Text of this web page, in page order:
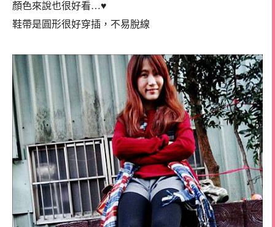
顏色來說也很好看…♥
鞋帶是圓形很好穿插，不易脫線